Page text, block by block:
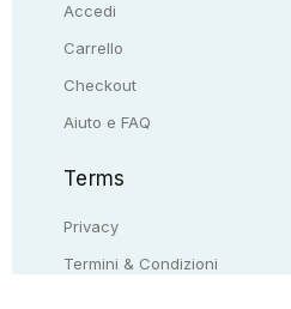
Accedi
Carrello
Checkout
Aiuto e FAQ
Terms
Privacy
Termini & Condizioni